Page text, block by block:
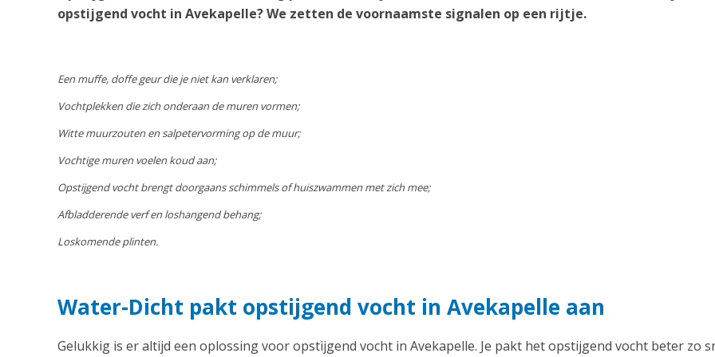
opstijgend vocht in Avekapelle? We zetten de voornaamste signalen op een rijtje.
Een muffe, doffe geur die je niet kan verklaren;
Vochtplekken die zich onderaan de muren vormen;
Witte muurzouten en salpetervorming op de muur;
Vochtige muren voelen koud aan;
Opstijgend vocht brengt doorgaans schimmels of huiszwammen met zich mee;
Afbladderende verf en loshangend behang;
Loskomende plinten.
Water-Dicht pakt opstijgend vocht in Avekapelle aan
Gelukkig is er altijd een oplossing voor opstijgend vocht in Avekapelle. Je pakt het opstijgend vocht beter zo